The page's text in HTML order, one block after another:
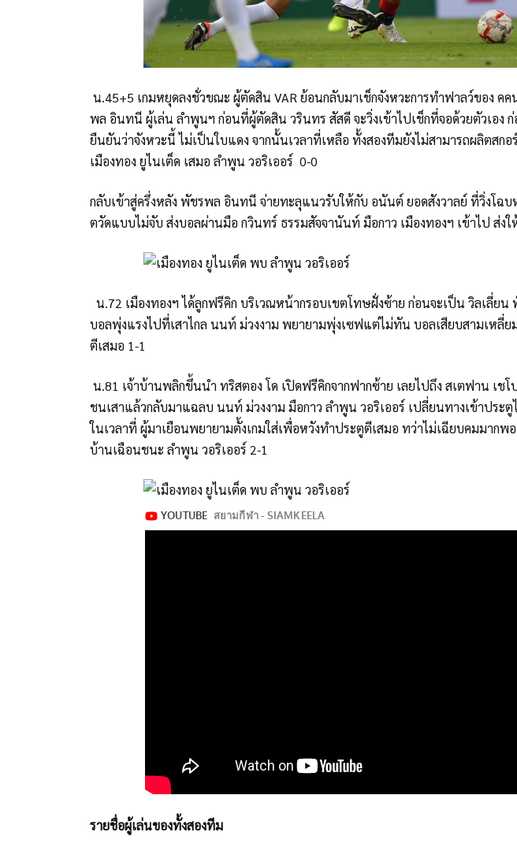
น.45+5 เกมหยุดลงชั่วขณะ ผู้ตัดสิน VAR ย้อนกลับมาเช็กจังหวะการทำฟาลว์ของ ค
พล อินทนี ผู้เล่น ลำพูนฯ ก่อนที่ผู้ตัดสิน วรินทร สัสดี จะวิ่งเข้าไปเช็กที่จอด้วยตัวเอง
ยืนยันว่าจังหวะนี้ ไม่เป็นใบแดง จากนั้นเวลาที่เหลือ ทั้งสองทีมยังไม่สามารถผลิตสก
เมืองทอง ยูไนเต็ด เสมอ ลำพูน วอริเออร์ 0-0
กลับเข้าสู่ครึ่งหลัง พัชรพล อินทนี จ่ายทะลุแนวรับให้กับ อนันต์ ยอดสังวาลย์ ที่วิ่งโฉบ
ตวัดแบบไม่จับ ส่งบอลผ่านมือ กวินทร์ ธรรมสัจจานันท์ มือกาว เมืองทองฯ เข้าไป ส่ง
น.72 เมืองทองฯ ได้ลูกฟรีคิก บริเวณหน้ากรอบเขตโทษฝั่งซ้าย ก่อนจะเป็น วิลเลี่
บอลพุ่งแรงไปที่เสาไกล นนท์ ม่วงงาม พยายามพุ่งเซฟแต่ไม่ทัน บอลเสียบสามเหลี่ย
ตีเสมอ 1-1
น.81 เจ้าบ้านพลิกขึ้นนำ ทริสตอง โด เปิดฟรีคิกจากฟากซ้าย เลยไปถึง สเตฟาน เชโ
ชนเสาแล้วกลับมาแฉลบ นนท์ ม่วงงาม มือกาว ลำพูน วอริเออร์ เปลี่ยนทางเข้าประตู
ในเวลาที่ ผู้มาเยือนพยายามตั้งเกมใส่เพื่อหวังทำประตูตีเสมอ ทว่าไม่เฉียบคมมากพอ
บ้านเฉือนชนะ ลำพูน วอริเออร์ 2-1
รายชื่อผู้เล่นของทั้งสองทีม